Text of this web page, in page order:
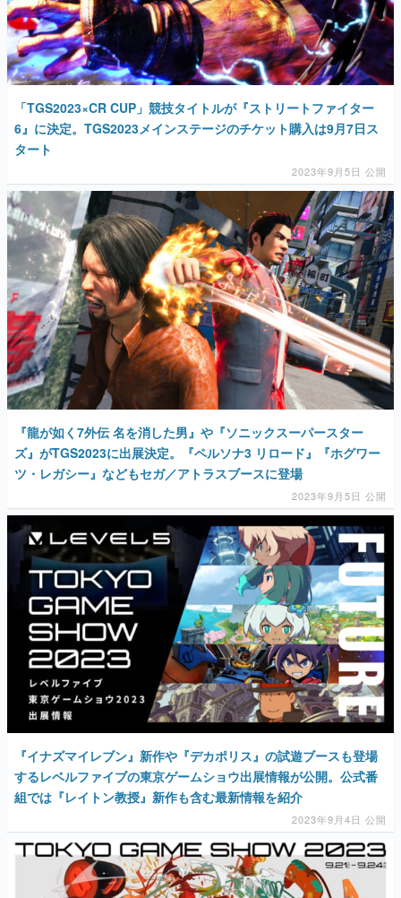
「TGS2023×CR CUP」競技タイトルが『ストリートファイター
6』に決定。TGS2023メインステージのチケット購入は9月7日ス
タート
2023年9月5日 公開
『龍が如く7外伝 名を消した男』や『ソニックスーパースター
ズ』がTGS2023に出展決定。『ペルソナ3 リロード』『ホグワー
ツ・レガシー』などもセガ／アトラスブースに登場
2023年9月5日 公開
『イナズマイレブン』新作や『デカポリス』の試遊ブースも登場
するレベルファイブの東京ゲームショウ出展情報が公開。公式番
組では『レイトン教授』新作も含む最新情報を紹介
2023年9月4日 公開